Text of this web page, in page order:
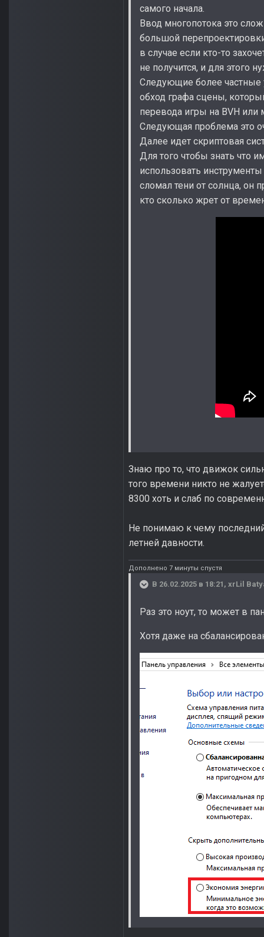
самого начала.
Ввод многопотока это
большой
в случае если кто-то
не получится, и для этого
Следующие более частные
обход графа сцены,
перевода игры на BVH или
Следующая проблема это
Далее идет скриптовая
Для того чтобы знать что
использовать
сломал тени от солнца, он
кто сколько жрет от
Знаю про то, что движок
того времени никто не
8300 хоть и слаб по
Не понимаю к чему
летней давности.
Дополнено 7 минуты спустя
В 26.02.2025 в 18:21, xrLil
Раз это ноут, то может в
Хотя даже на